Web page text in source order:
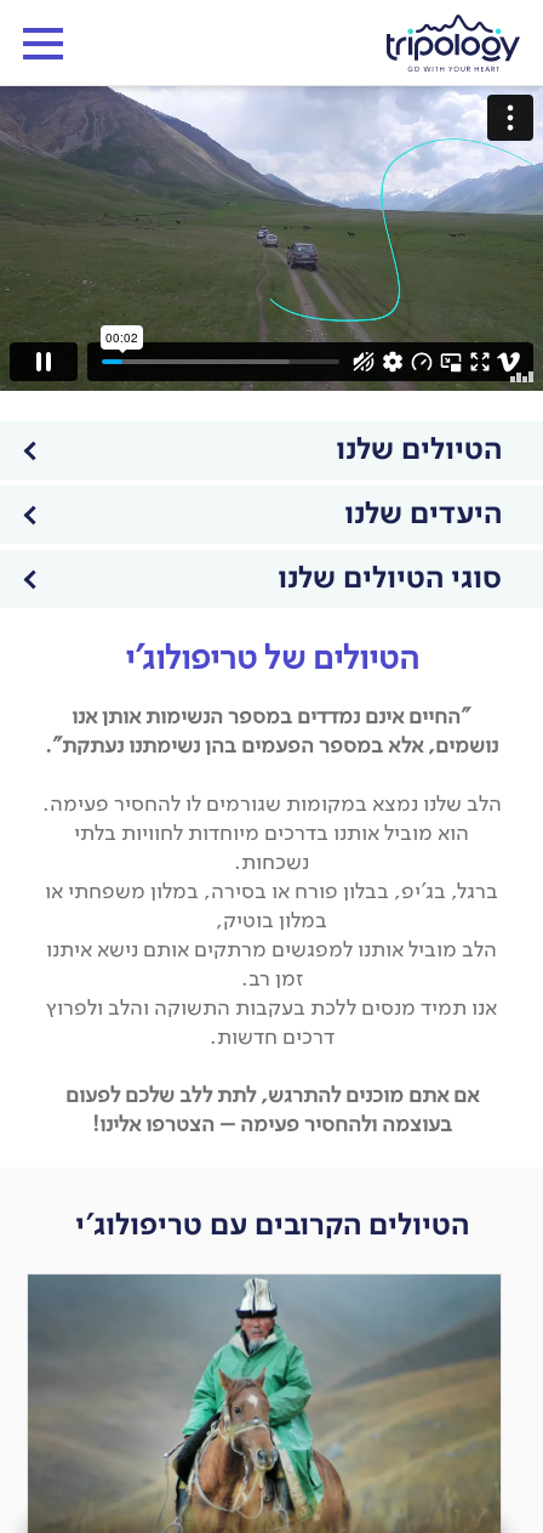
הטיולים שלנו
היעדים שלנו
סוגי הטיולים שלנו
הטיולים של טריפולוג'י
"החיים אינם נמדדים במספר הנשימות אותן אנו
נושמים, אלא במספר הפעמים בהן נשימתנו נעתקת".
הלב שלנו נמצא במקומות שגורמים לו להחסיר פעימה.
הוא מוביל אותנו בדרכים מיוחדות לחוויות בלתי
נשכחות.
ברגל, בג'יפ, בבלון פורח או בסירה, במלון משפחתי או
במלון בוטיק,
הלב מוביל אותנו למפגשים מרתקים אותם נישא איתנו
זמן רב.
אנו תמיד מנסים ללכת בעקבות התשוקה והלב ולפרוץ
דרכים חדשות.
אם אתם מוכנים להתרגש, לתת ללב שלכם לפעום
בעוצמהולהחסיר פעימה – הצטרפו אלינו!
הטיולים הקרובים עם טריפולוג'י